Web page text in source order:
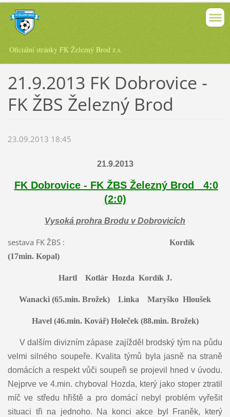
Oficiální stránky FK Železný Brod z.s.
21.9.2013 FK Dobrovice -
FK ŽBS Železný Brod
23.09.2013 18:45
21.9.2013
FK Dobrovice - FK ŽBS Železný Brod
4:0
(2:0)
Vysoká prohra Brodu v Dobrovicích
sestava FK ŽBS :
Kordík
(17min. Kopal)
Hartl Kotlár Hozda Kordík J.
Wanacki (65.min. Brožek) Linka Maryško Hloušek
Havel (46.min. Kovář) Holeček (88.min. Brožek)
V dalším divizním zápase zajížděl brodský tým na půdu
velmi silného soupeře. Kvalita týmů byla jasně na straně
domácích a respekt vůči soupeři se projevil hned v úvodu.
Nejprve ve 4.min. chyboval Hozda, který jako stoper ztratil
míč ve středu hřiště a pro domácí nebyl problém vyřešit
situaci tři na jednoho. Na konci akce byl Franěk, který